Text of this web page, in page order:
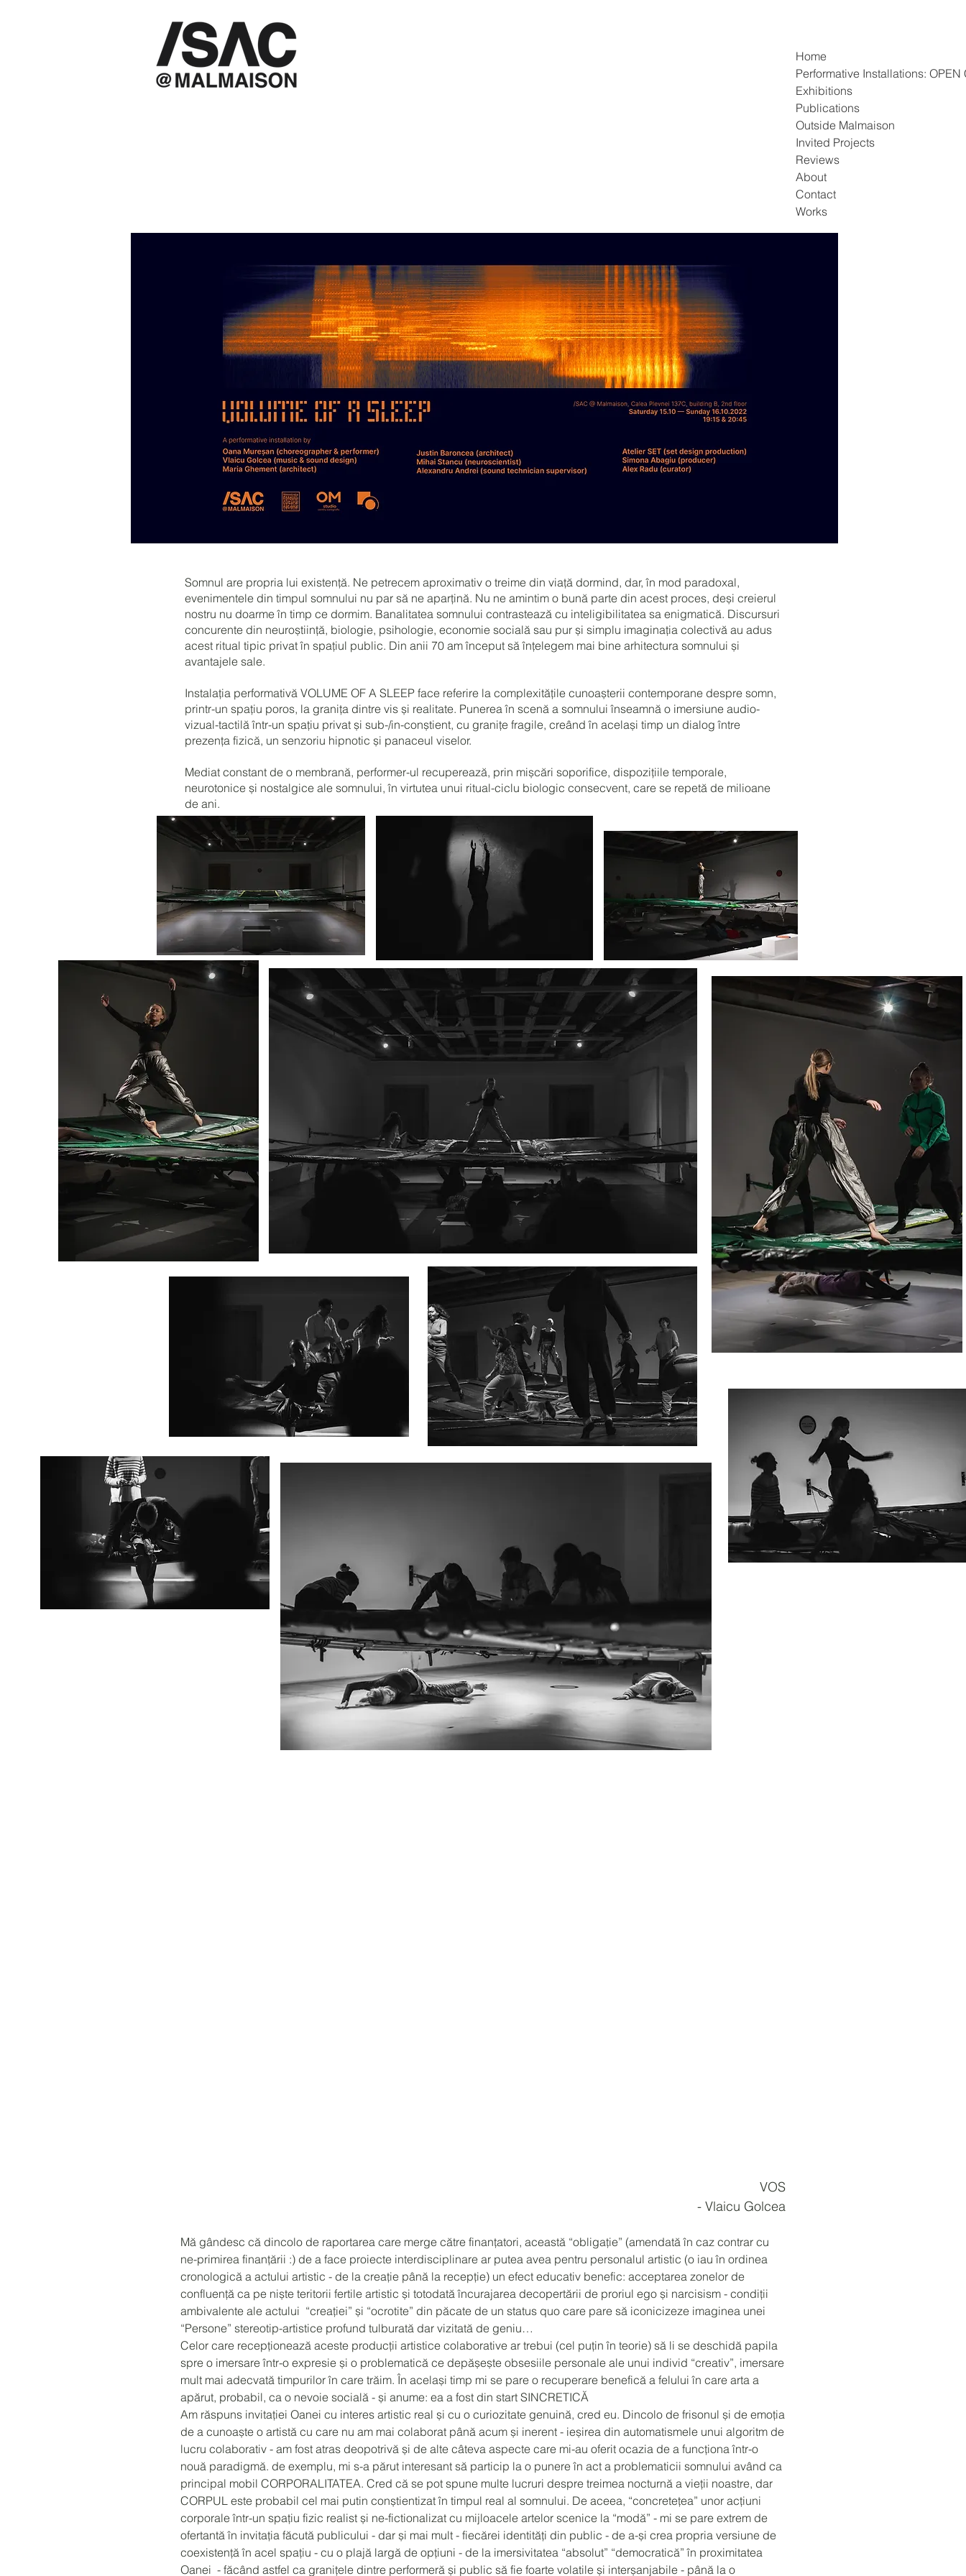
Home
Performative Installations: OPEN
Exhibitions
Publications
Outside Malmaison
Invited Projects
Reviews
About
Contact
Works
Somnul are propria lui existență. Ne petrecem aproximativ o treime din viață dormind, dar, în mod paradoxal,
evenimentele din timpul somnului nu par să ne aparțină. Nu ne amintim o bună parte din acest proces, deși creierul
nostru nu doarme în timp ce dormim. Banalitatea somnului contrastează cu inteligibilitatea sa enigmatică. Discursuri
concurente din neuroștiință, biologie, psihologie, economie socială sau pur și simplu imaginația colectivă au adus
acest ritual tipic privat în spațiul public. Din anii 70 am început să înțelegem mai bine arhitectura somnului și
avantajele sale.
Instalația performativă VOLUME OF A SLEEP face referire la complexitățile cunoașterii contemporane despre somn,
printr-un spațiu poros, la granița dintre vis și realitate. Punerea în scenă a somnului înseamnă o imersiune audio-
vizual-tactilă într-un spațiu privat și sub-/in-conștient, cu granițe fragile, creând în același timp un dialog între
prezența fizică, un senzoriu hipnotic și panaceul viselor.
Mediat constant de o membrană, performer-ul recuperează, prin mișcări soporifice, dispozițiile temporale,
neurotonice și nostalgice ale somnului, în virtutea unui ritual-ciclu biologic consecvent, care se repetă de milioane
de ani.
VOS
- Vlaicu Golcea
Mă gândesc că dincolo de raportarea care merge către finanțatori, această “obligație” (amendată în caz contrar cu
ne-primirea finanțării :) de a face proiecte interdisciplinare ar putea avea pentru personalul artistic (o iau în ordinea
cronologică a actului artistic - de la creație până la recepție) un efect educativ benefic: acceptarea zonelor de
confluență ca pe niște teritorii fertile artistic și totodată încurajarea decopertării de proriul ego și narcisism - condiții
ambivalente ale actului “creației” și “ocrotite” din păcate de un status quo care pare să iconicizeze imaginea unei
“Persone” stereotip-artistice profund tulburată dar vizitată de geniu…
Celor care recepționează aceste producții artistice colaborative ar trebui (cel puțin în teorie) să li se deschidă papila
spre o imersare într-o expresie și o problematică ce depășește obsesiile personale ale unui individ “creativ”, imersare
mult mai adecvată timpurilor în care trăim. În același timp mi se pare o recuperare benefică a felului în care arta a
apărut, probabil, ca o nevoie socială - și anume: ea a fost din start SINCRETICĂ
Am răspuns invitației Oanei cu interes artistic real și cu o curiozitate genuină, cred eu. Dincolo de frisonul și de emoția
de a cunoaște o artistă cu care nu am mai colaborat până acum și inerent - ieșirea din automatismele unui algoritm de
lucru colaborativ - am fost atras deopotrivă și de alte câteva aspecte care mi-au oferit ocazia de a funcționa într-o
nouă paradigmă. de exemplu, mi s-a părut interesant să particip la o punere în act a problematicii somnului având ca
principal mobil CORPORALITATEA. Cred că se pot spune multe lucruri despre treimea nocturnă a vieții noastre, dar
CORPUL este probabil cel mai putin conștientizat în timpul real al somnului. De aceea, “concretețea” unor acțiuni
corporale într-un spațiu fizic realist și ne-fictionalizat cu mijloacele artelor scenice la “modă” - mi se pare extrem de
ofertantă în invitația făcută publicului - dar și mai mult - fiecărei identități din public - de a-și crea propria versiune de
coexistență în acel spațiu - cu o plajă largă de opțiuni - de la imersivitatea “absolut” “democratică” în proximitatea
Oanei - făcând astfel ca granițele dintre performeră și public să fie foarte volatile și interșanjabile - până la o